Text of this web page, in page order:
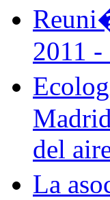
2011 -
del
La